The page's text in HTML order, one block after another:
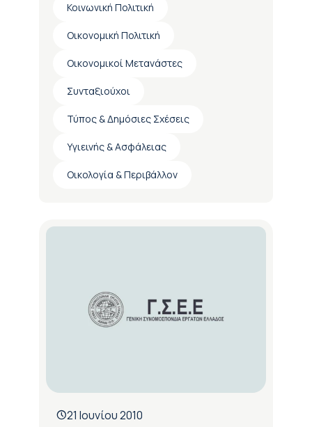
Κοινωνική Πολιτική
Οικονομική Πολιτική
Οικονομικοί Μετανάστες
Συνταξιούχοι
Τύπος & Δημόσιες Σχέσεις
Υγιεινής & Ασφάλειας
Οικολογία & Περιβάλλον
21 Ιουνίου 2010